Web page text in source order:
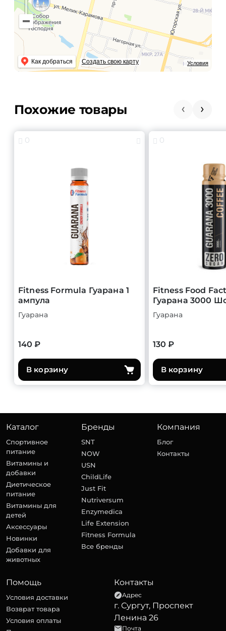
Условия
Как добраться Создать свою карту
Похожие товары
0
Fitness Formula Гуарана 1
ампула
Гуарана
140 ₽
В корзину
0
Fitness Food
Гуарана 3000
Гуарана
130 ₽
В корзину
Каталог
Спортивное
питание
Витамины и
добавки
Диетическое
питание
Витамины для
детей
Аксессуары
Новинки
Добавки для
животных
Бренды
SNT
NOW
USN
ChildLife
Just Fit
Nutriversum
Enzymedica
Life Extension
Fitness Formula
Все бренды
Компания
Блог
Контакты
Помощь
Условия доставки
Возврат товара
Условия оплаты
Контакты
Адрес
г. Сургут, Проспект
Ленина 26
Почта